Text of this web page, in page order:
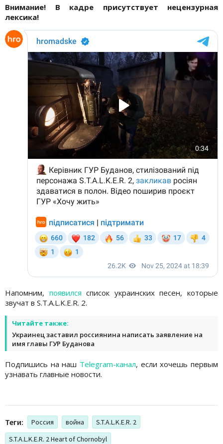
Внимание! В кадре присутствует нецензурная
лексика!
Напомним, появился список украинских песен, которые
звучат в S.T.A.L.K.E.R. 2.
Читайте также:
Украинец заставил россиянина написать заявление на
имя главы ГУР Буданова
Подпишись на наш Telegram-канал, если хочешь первым
узнавать главные новости.
Теги: Россия война
S.T.A.L.K.E.R. 2
S.T.A.L.K.E.R. 2 Heart of Chornobyl